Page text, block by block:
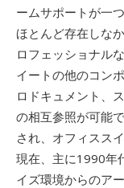
ームサポートが一
ほとんど存在しな
ロフェッショナル
イートの他のコン
ロドキュメント、
の相互参照が可能
され、オフィスス
現在、主に1990年
イズ環境からのア